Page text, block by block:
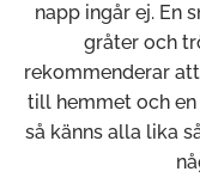
napp ingår ej. En
gråter och
rekommenderar
till hemmet och
så känns alla lika